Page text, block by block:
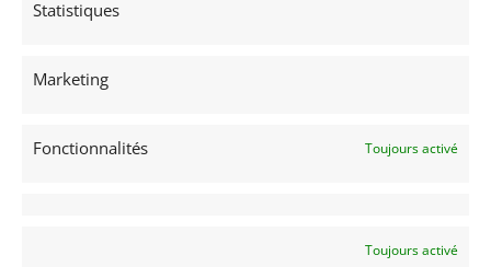
Statistiques
Marketing
Fonctionnalités Toujours activé
Toujours activé